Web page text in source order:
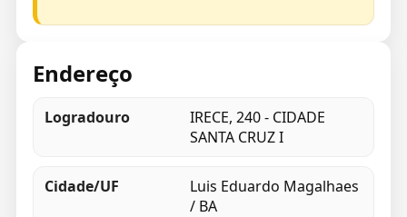
Endereço
Logradouro
IRECE, 240 - CIDADE
SANTA CRUZ I
Cidade/UF
Luis Eduardo Magalhaes
/ BA